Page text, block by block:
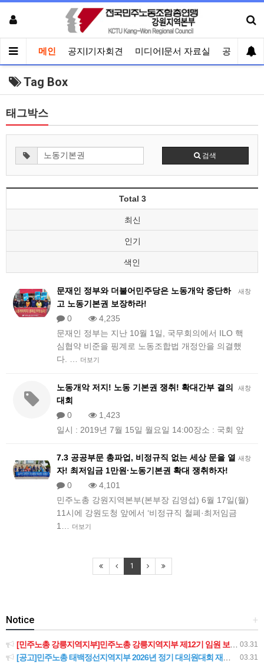
메인 공지|기자회견 미디어|문서 자료실 공유게시
Tag Box
태그박스
검색
Total 3
최신
인기
색인
새창
문재인 정부와 더불어민주당은 노동개악 중단하
고 노동기본권 보장하라!
0
4,235
문재인 정부는 지난 10월 1일, 국무회의에서 ILO 핵
심협약 비준을 핑계로 노동조합법 개정안을 의결했
다. …
더보기
새창
노동개악 저지! 노동 기본권 쟁취! 확대간부 결의
대회
0
1,423
일시 : 2019년 7월 15일 월요일 14:00장소 : 국회 앞
새창
7.3 공공부문 총파업, 비정규직 없는 세상 문을 열
자! 최저임금 1만원·노동기본권 확대 쟁취하자!
0
4,101
민주노총 강원지역본부(본부장 김영섭) 6월 17일(월)
11시에 강원도청 앞에서 ‘비정규직 철폐·최저임금
1…
더보기
1
+
Notice
03.31
[민주노총 강릉지역지부]민주노총 강릉지역지부 제12기 임원 보궐선거결과 공고
03.31
[공고]민주노총 태백정선지역지부 2026년 정기 대의원대회 재소집 건